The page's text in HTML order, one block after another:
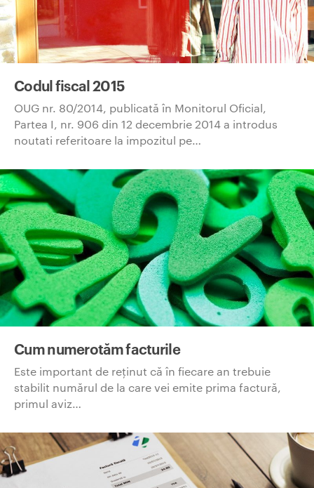
Codul fiscal 2015
OUG nr. 80/2014, publicată în Monitorul Oficial,
Partea I, nr. 906 din 12 decembrie 2014 a introdus
noutati referitoare la impozitul pe…
Cum numerotăm facturile
Este important de reținut că în fiecare an trebuie
stabilit numărul de la care vei emite prima factură,
primul aviz…